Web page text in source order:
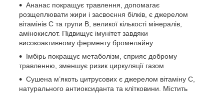
Ананас покращує травлення, допомагає
розщеплювати жири і засвоєння білків, є джерелом
вітамінів С та групи В, великої кількості мінералів,
амінокислот. Підвищує імунітет завдяки
високоактивному ферменту бромелайну
Імбірь покращує метаболізм, сприяє доброму
травленню, зменшує ризик циркуляції газом
Сушена м’якоть цитрусових є джерелом вітаміну С,
натурального антиоксиданта та клітковини. Містить